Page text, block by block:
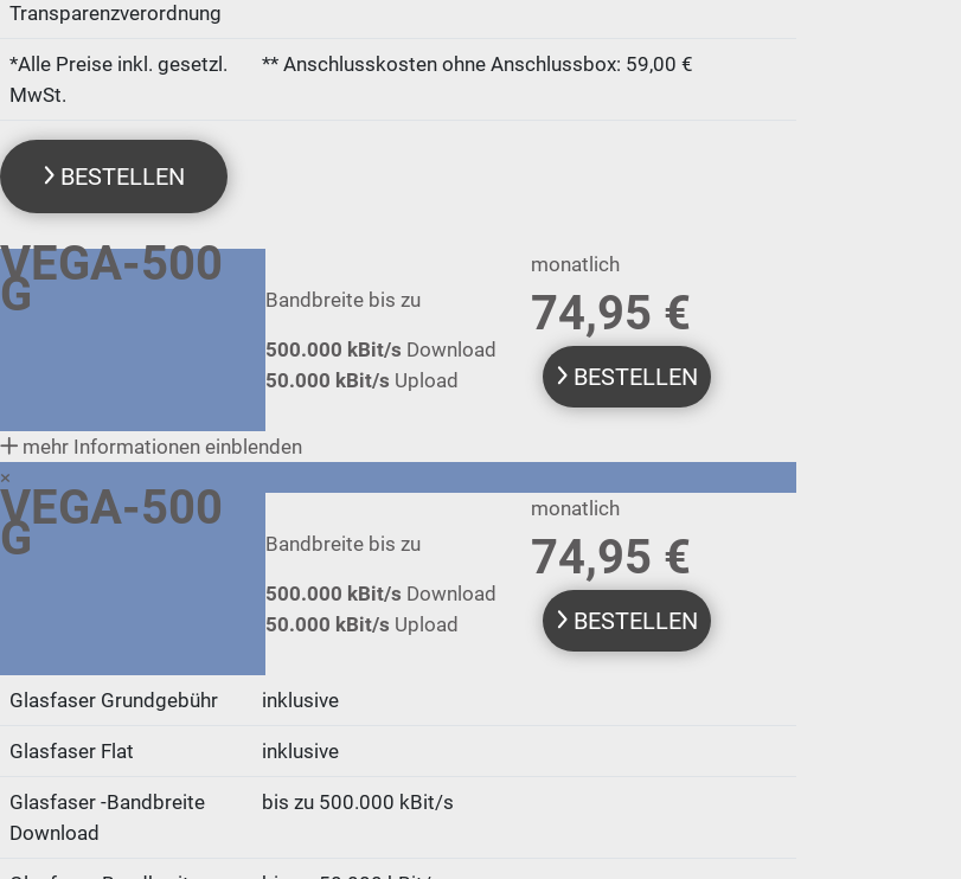
Transparenzverordnung
*Alle Preise inkl. gesetzl.
MwSt.
** Anschlusskosten ohne Anschlussbox: 59,00 €
BESTELLEN
VEGA-500
G Bandbreite bis zu
500.000 kBit/s Download
50.000 kBit/s Upload
monatlich
74,95 €
BESTELLEN
mehr Informationen einblenden
×
VEGA-500
G Bandbreite bis zu
500.000 kBit/s Download
50.000 kBit/s Upload
monatlich
74,95 €
BESTELLEN
Glasfaser Grundgebühr inklusive
Glasfaser Flat inklusive
Glasfaser -Bandbreite
Download
bis zu 500.000 kBit/s